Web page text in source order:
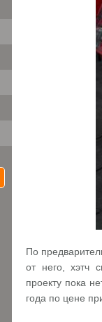
По
от него, хэтч
проекту пока
года по цене